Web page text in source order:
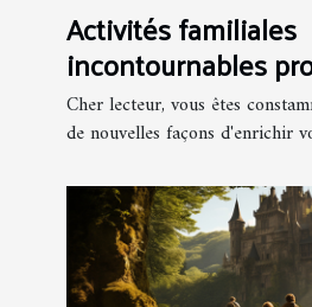
Activités familiales
incontournables
Viaoo 29 pour le
Cher lecteur, vous êtes
de nouvelles façons d'enrichir